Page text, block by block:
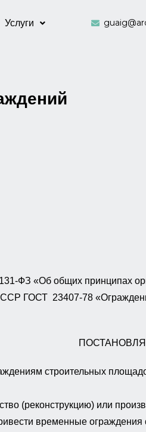
Услуги
ФЗ «Об общих принципах
ГОСТ 23407-78
строительных
(реконструкцию) или
временные